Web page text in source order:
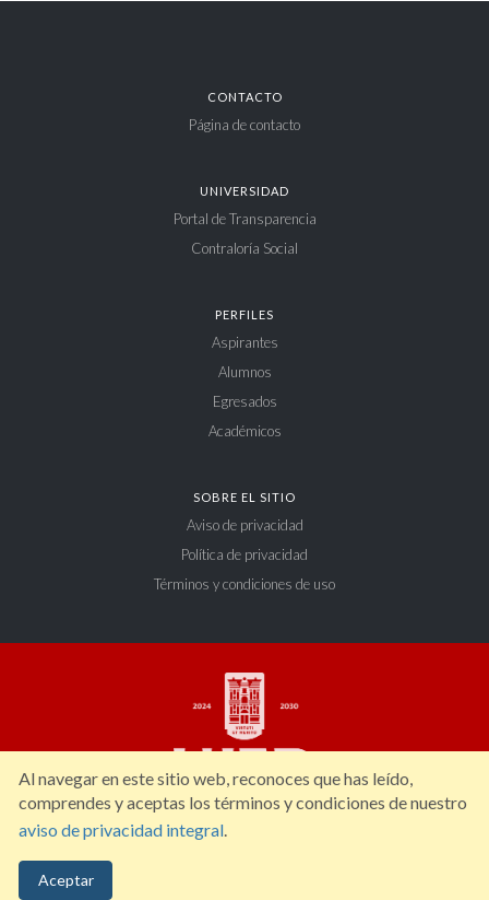
CONTACTO
Página de contacto
UNIVERSIDAD
Portal de Transparencia
Contraloría Social
PERFILES
Aspirantes
Alumnos
Egresados
Académicos
SOBRE EL SITIO
Aviso de privacidad
Política de privacidad
Términos y condiciones de uso
Constitución 404 Sur, Zona Centro. C.P. 34000, Durango, Dgo. México. Tel: (618)
Al navegar en este sitio web, reconoces que has leído,
comprendes y aceptas los términos y condiciones de nuestro
aviso de privacidad integral.
Aceptar